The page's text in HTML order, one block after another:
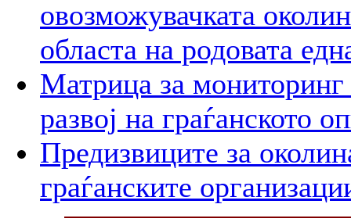
овозможувачката
областа на родовата
Матрица за мониторинг
развој на граѓанското
Предизвиците за
граѓанските